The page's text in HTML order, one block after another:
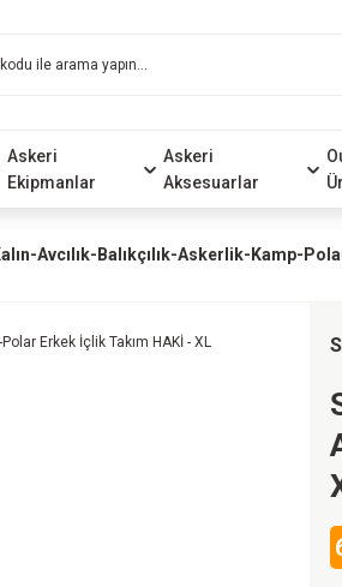
Askeri
Ekipmanlar
Askeri
Aksesuarlar
Avcılık-Balıkçılık-Askerlik-Kamp-